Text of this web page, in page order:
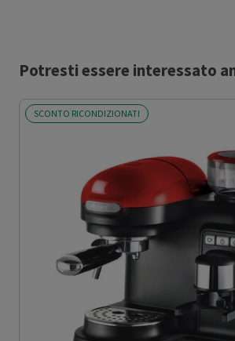
Potresti essere interessato
SCONTO RICONDIZIONATI